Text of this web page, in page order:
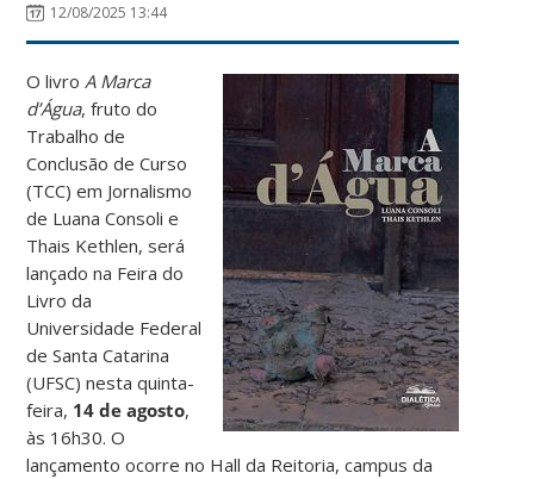
12/08/2025 13:44
O livro A Marca
d’Água, fruto do
Trabalho de
Conclusão de Curso
(TCC) em Jornalismo
de Luana Consoli e
Thais Kethlen, será
lançado na Feira do
Livro da
Universidade Federal
de Santa Catarina
(UFSC) nesta quinta-
feira, 14 de agosto,
às 16h30. O
lançamento ocorre no Hall da Reitoria, campus da